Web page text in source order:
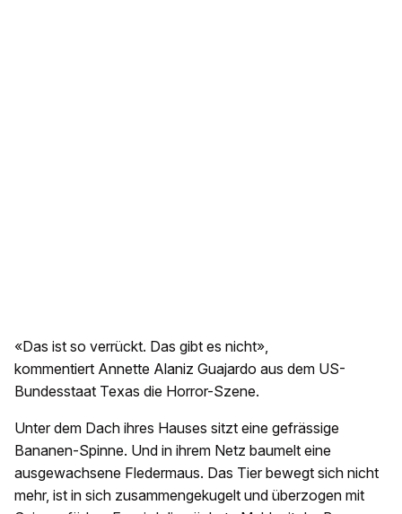
«Das ist so verrückt. Das gibt es nicht»,
kommentiert Annette Alaniz Guajardo aus dem US-
Bundesstaat Texas die Horror-Szene.
Unter dem Dach ihres Hauses sitzt eine gefrässige
Bananen-Spinne. Und in ihrem Netz baumelt eine
ausgewachsene Fledermaus. Das Tier bewegt sich nicht
mehr, ist in sich zusammengekugelt und überzogen mit